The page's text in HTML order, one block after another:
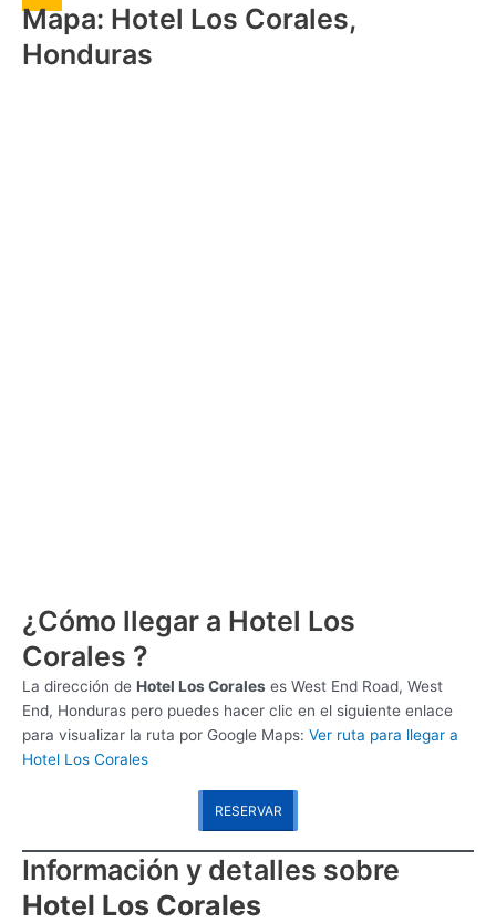
Mapa: Hotel Los Corales,
Honduras
¿Cómo llegar a Hotel Los
Corales ?
La dirección de Hotel Los Corales es West End Road, West
End, Honduras pero puedes hacer clic en el siguiente enlace
para visualizar la ruta por Google Maps: Ver ruta para llegar a
Hotel Los Corales
RESERVAR
Información y detalles sobre
Hotel Los Corales